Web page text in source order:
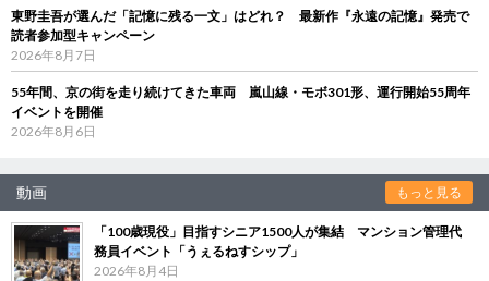
東野圭吾が選んだ「記憶に残る一文」はどれ？ 最新作『永遠の記憶』発売で
読者参加型キャンペーン
2026年8月7日
55年間、京の街を走り続けてきた車両 嵐山線・モボ301形、運行開始55周年
イベントを開催
2026年8月6日
動画 もっと見る
「100歳現役」目指すシニア1500人が集結 マンション管理代
務員イベント「うぇるねすシップ」
2026年8月4日